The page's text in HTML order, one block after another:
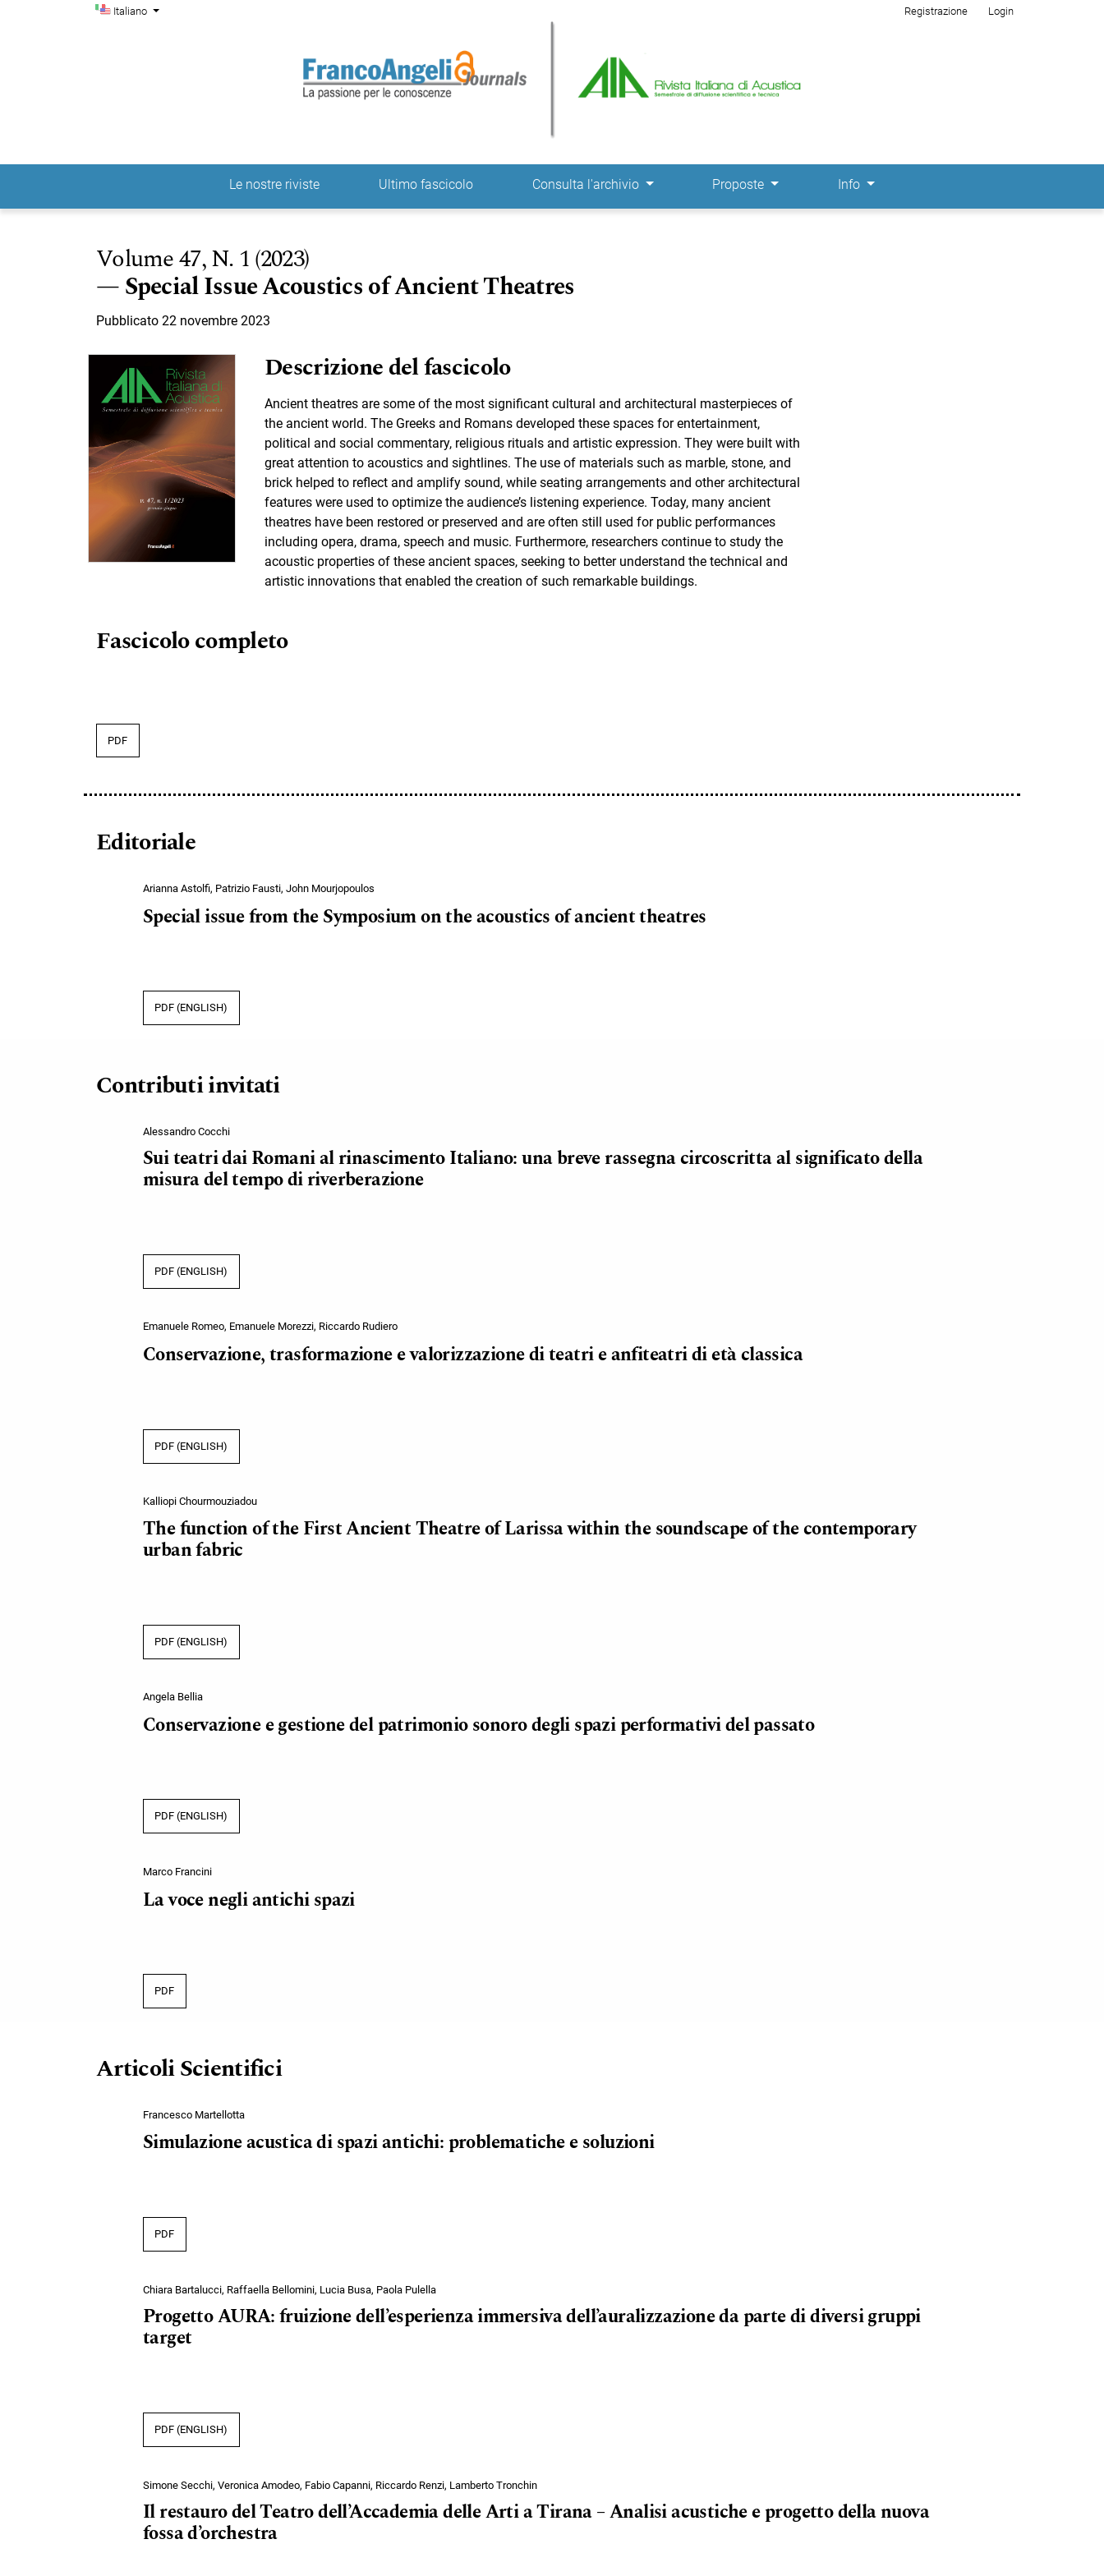
Salta al menu principale di navigazione
Salta al contenuto principale
Salta al piè di pagina del sitoCambia la lingua. La lingua corrente è:
Italiano
Menu di amministrazione Registrazione Login
Menu principale Le nostre riviste Ultimo fascicolo Consulta l'archivio Proposte Info
Volume 47,N. 1 (2023)
Special Issue Acoustics of Ancient Theatres
Pubblicato 22 novembre 2023
Descrizione del fascicolo
Ancient theatres are some of the most significant cultural and architectural masterpieces of
the ancient world. The Greeks and Romans developed these spaces for entertainment,
political and social commentary, religious rituals and artistic expression. They were built with
great attention to acoustics and sightlines. The use of materials such as marble, stone, and
brick helped to reflect and amplify sound, while seating arrangements and other architectural
features were used to optimize the audience’s listening experience. Today, many ancient
theatres have been restored or preserved and are often still used for public performances
including opera, drama, speech and music. Furthermore, researchers continue to study the
acoustic properties of these ancient spaces, seeking to better understand the technical and
artistic innovations that enabled the creation of such remarkable buildings.
Fascicolo completo
PDF
Editoriale
Arianna Astolfi, Patrizio Fausti, John Mourjopoulos
Special issue from the Symposium on the acoustics of ancient theatres
PDF (ENGLISH)
Contributi invitati
Alessandro Cocchi
Sui teatri dai Romani al rinascimento Italiano: una breve rassegna circoscritta al significato della
misura del tempo di riverberazione
PDF (ENGLISH)
Emanuele Romeo, Emanuele Morezzi, Riccardo Rudiero
Conservazione, trasformazione e valorizzazione di teatri e anfiteatri di età classica
PDF (ENGLISH)
Kalliopi Chourmouziadou
The function of the First Ancient Theatre of Larissa within the soundscape of the contemporary
urban fabric
PDF (ENGLISH)
Angela Bellia
Conservazione e gestione del patrimonio sonoro degli spazi performativi del passato
PDF (ENGLISH)
Marco Francini
La voce negli antichi spazi
PDF
Articoli Scientifici
Francesco Martellotta
Simulazione acustica di spazi antichi: problematiche e soluzioni
PDF
Chiara Bartalucci, Raffaella Bellomini, Lucia Busa, Paola Pulella
Progetto AURA: fruizione dell’esperienza immersiva dell’auralizzazione da parte di diversi gruppi
target
PDF (ENGLISH)
Simone Secchi, Veronica Amodeo, Fabio Capanni, Riccardo Renzi, Lamberto Tronchin
Il restauro del Teatro dell’Accademia delle Arti a Tirana – Analisi acustiche e progetto della nuova
fossa d’orchestra